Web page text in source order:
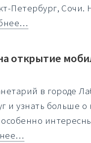
Петербург, Сочи.
открытие
в городе
и узнать больше